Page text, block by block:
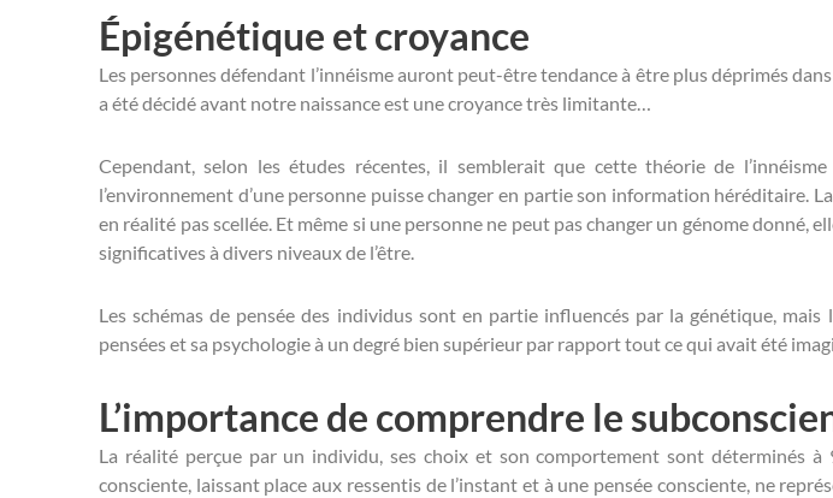
Épigénétique et croyance
Les personnes défendant l’innéisme auront peut-être tendance à être plus déprimés
a été décidé avant notre naissance est une croyance très limitante…
Cependant, selon les études récentes, il semblerait que cette théorie de
l’environnement d’une personne puisse changer en partie son information héréditaire.
en réalité pas scellée. Et même si une personne ne peut pas changer un génome
significatives à divers niveaux de l’être.
Les schémas de pensée des individus sont en partie influencés par la génétique,
pensées et sa psychologie à un degré bien supérieur par rapport tout ce qui avait été
L’importance de comprendre le
La réalité perçue par un individu, ses choix et son comportement sont déterminés
consciente, laissant place aux ressentis de l’instant et à une pensée consciente, ne